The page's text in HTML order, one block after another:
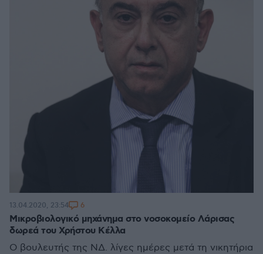
Μικροβιολογικό μηχάνημα στο νοσοκομείο Λάρισας
δωρεά του Χρήστου Κέλλα
Ο βουλευτής της ΝΔ. λίγες ημέρες μετά τη νικητήρια
13.04.2020, 23:54 6